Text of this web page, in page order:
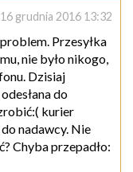
16 grudnia 2016 13:32
Przesyłka
nie było nikogo,
Dzisiaj
do
kurier
nadawcy. Nie
Chyba przepadło: